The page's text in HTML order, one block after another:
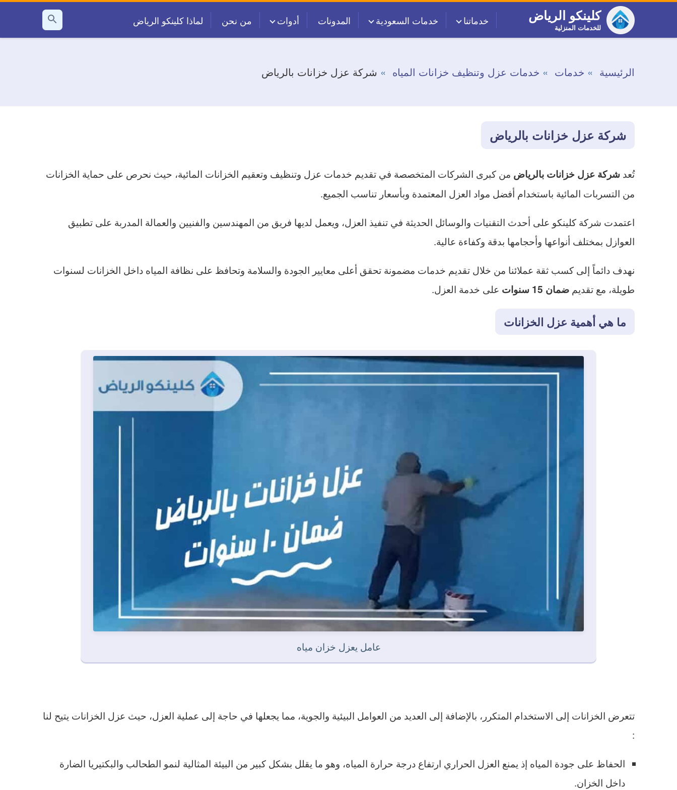
كلينكو الرياض
للخدمات المنزلية
خدماتنا خدمات السعودية المدونات أدوات من نحن لماذا كلينكو الرياض
بحث
عن
الرئيسية خدمات خدمات عزل وتنظيف خزانات المياه شركة عزل خزانات بالرياض
شركة عزل خزانات بالرياض
تُعد شركة عزل خزانات بالرياض من كبرى الشركات المتخصصة في تقديم خدمات عزل وتنظيف وتعقيم الخزانات المائية، حيث نحرص على حماية الخزانات
من التسربات المائية باستخدام أفضل مواد العزل المعتمدة وبأسعار تناسب الجميع.
اعتمدت شركة كلينكو على أحدث التقنيات والوسائل الحديثة في تنفيذ العزل، ويعمل لديها فريق من المهندسين والفنيين والعمالة المدربة على تطبيق
العوازل بمختلف أنواعها وأحجامها بدقة وكفاءة عالية.
نهدف دائماً إلى كسب ثقة عملائنا من خلال تقديم خدمات مضمونة تحقق أعلى معايير الجودة والسلامة وتحافظ على نظافة المياه داخل الخزانات لسنوات
طويلة، مع تقديم ضمان 15 سنوات على خدمة العزل.
ما هي أهمية عزل الخزانات
عامل يعزل خزان مياه
تتعرض الخزانات إلى الاستخدام المتكرر، بالإضافة إلى العديد من العوامل البيئية والجوية، مما يجعلها في حاجة إلى عملية العزل، حيث عزل الخزانات يتيح لنا
:
الحفاظ على جودة المياه إذ يمنع العزل الحراري ارتفاع درجة حرارة المياه، وهو ما يقلل بشكل كبير من البيئة المثالية لنمو الطحالب والبكتيريا الضارة
داخل الخزان.